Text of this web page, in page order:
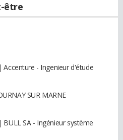
être
- Ingenieur d'étude
SUR MARNE
SA - Ingénieur système